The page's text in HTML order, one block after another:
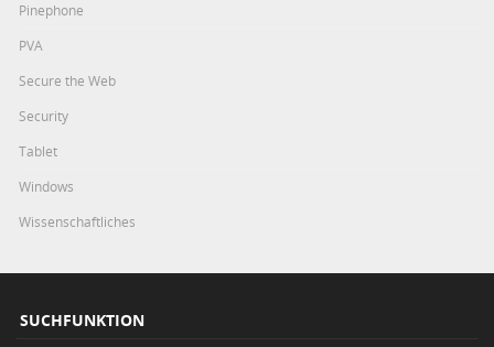
Pinephone
PVA
Secure the Web
Security
Tablet
Windows
Wissenschaftliches
SUCHFUNKTION